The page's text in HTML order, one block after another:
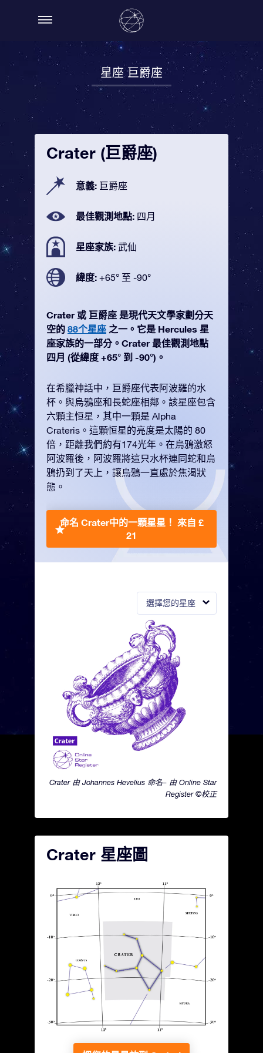
星座 巨爵座
選擇您的星座
Crater 由 Johannes Hevelius 命名– 由 Online Star
Register ©校正
Crater (巨爵座)
意義: 巨爵座
最佳觀測地點: 四月
星座家族: 武仙
緯度: +65° 至 -90°
Crater 或 巨爵座 是現代天文學家劃分天
空的 88个星座 之一。它是 Hercules 星
座家族的一部分。Crater 最佳觀測地點
四月 (從緯度 +65° 到 -90°)。
在希臘神話中，巨爵座代表阿波羅的水
杯。與烏鴉座和長蛇座相鄰。該星座包含
六顆主恒星，其中一顆是 Alpha
Crateris。這顆恒星的亮度是太陽的 80
倍，距離我們約有174光年。在烏鴉激怒
阿波羅後，阿波羅將這只水杯連同蛇和烏
鴉扔到了天上，讓烏鴉一直處於焦渴狀
態。
命名 Crater中的一顆星星！ 來自 £
21
Crater 星座圖